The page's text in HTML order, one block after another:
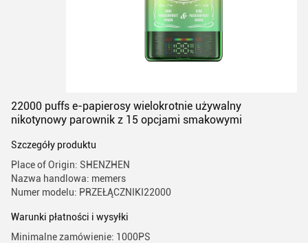
22000 puffs e-papierosy wielokrotnie używalny
nikotynowy parownik z 15 opcjami smakowymi
Szczegóły produktu
Place of Origin: SHENZHEN
Nazwa handlowa: memers
Numer modelu: PRZEŁĄCZNIKI22000
Warunki płatności i wysyłki
Minimalne zamówienie: 1000PS